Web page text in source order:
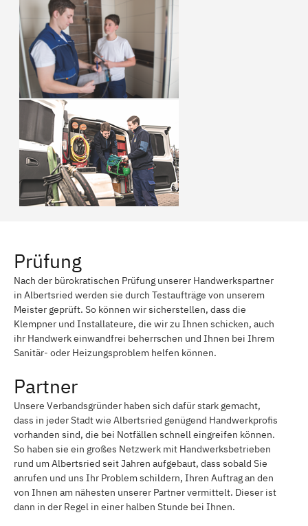
Prüfung
Nach der bürokratischen Prüfung unserer Handwerkspartner
in Albertsried werden sie durch Testaufträge von unserem
Meister geprüft. So können wir sicherstellen, dass die
Klempner und Installateure, die wir zu Ihnen schicken, auch
ihr Handwerk einwandfrei beherrschen und Ihnen bei Ihrem
Sanitär- oder Heizungsproblem helfen können.
Partner
Unsere Verbandsgründer haben sich dafür stark gemacht,
dass in jeder Stadt wie Albertsried genügend Handwerkprofis
vorhanden sind, die bei Notfällen schnell eingreifen können.
So haben sie ein großes Netzwerk mit Handwerksbetrieben
rund um Albertsried seit Jahren aufgebaut, dass sobald Sie
anrufen und uns Ihr Problem schildern, Ihren Auftrag an den
von Ihnen am nähesten unserer Partner vermittelt. Dieser ist
dann in der Regel in einer halben Stunde bei Ihnen.